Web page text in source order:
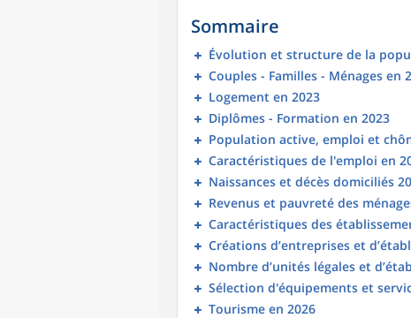
Sommaire
Évolution et structure de la
Couples - Familles - Ménages en
Logement en 2023
Diplômes - Formation en 2023
Population active, emploi et
Caractéristiques de l'emploi en
Naissances et décès domiciliés
Revenus et pauvreté des
Caractéristiques des
Créations d’entreprises et
Nombre d’unités légales et
Sélection d'équipements et
Tourisme en 2026